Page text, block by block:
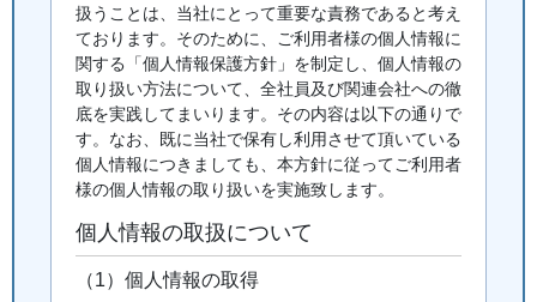
扱うことは、当社にとって重要な責務であると考え
ております。そのために、ご利用者様の個人情報に
関する「個人情報保護方針」を制定し、個人情報の
取り扱い方法について、全社員及び関連会社への徹
底を実践してまいります。その内容は以下の通りで
す。なお、既に当社で保有し利用させて頂いている
個人情報につきましても、本方針に従ってご利用者
様の個人情報の取り扱いを実施致します。
個人情報の取扱について
（1）個人情報の取得